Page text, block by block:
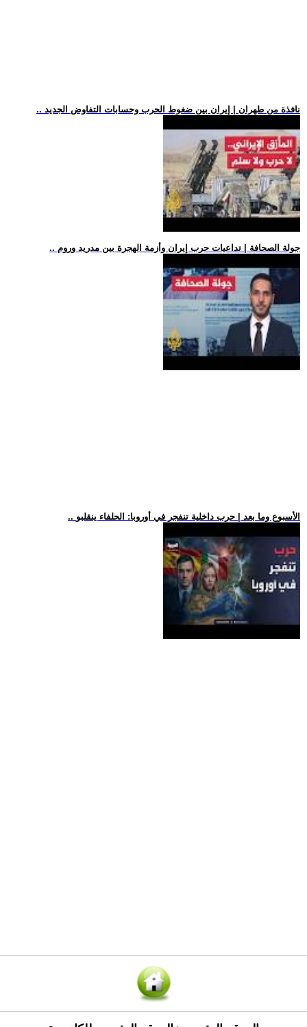
.. نافذة من طهران | إيران بين ضغوط الحرب وحسابات التفاوض الجديد
.. جولة الصحافة | تداعيات حرب إيران وأزمة الهجرة بين مدريد وروم
.. الأسبوع وما بعد | حرب داخلية تنفجر في أوروبا: الحلفاء ينقلبو